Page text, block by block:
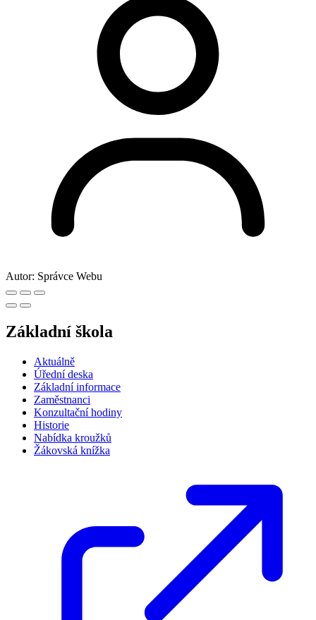
Autor: Správce Webu
Základní škola
Aktuálně
Úřední deska
Základní informace
Zaměstnanci
Konzultační hodiny
Historie
Nabídka kroužků
Žákovská knížka